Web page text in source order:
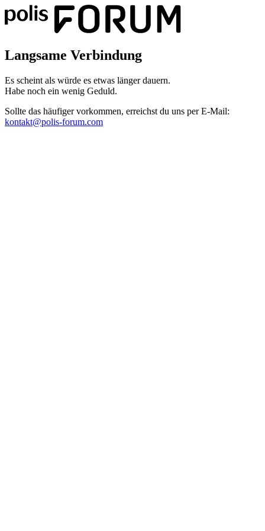
Langsame Verbindung
Es scheint als würde es etwas länger dauern.
Habe noch ein wenig Geduld.
Sollte das häufiger vorkommen, erreichst du uns per E-Mail:
kontakt@polis-forum.com